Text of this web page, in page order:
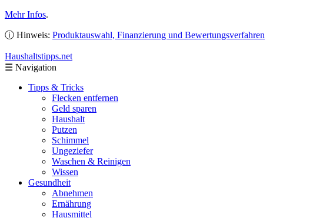
Mehr Infos.
ⓘ Hinweis: Produktauswahl, Finanzierung und Bewertungsverfahren
Haushaltstipps.net
☰ Navigation
Tipps & Tricks
Flecken entfernen
Geld sparen
Haushalt
Putzen
Schimmel
Ungeziefer
Waschen & Reinigen
Wissen
Gesundheit
Abnehmen
Ernährung
Hausmittel